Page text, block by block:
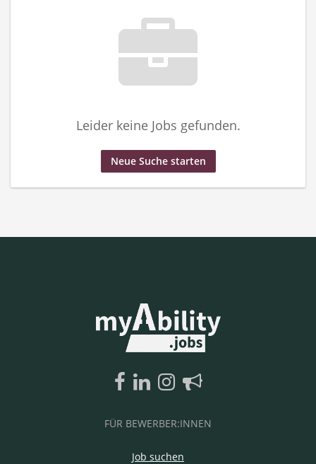
Leider keine Jobs gefunden.
Neue Suche starten
FÜR BEWERBER:INNEN
Job suchen